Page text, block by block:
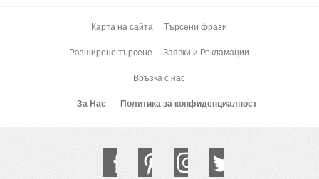
Карта на сайта Търсени фрази
Разширено търсене Заявки и Рекламации
Връзка с нас
За Нас Политика за конфиденциалност